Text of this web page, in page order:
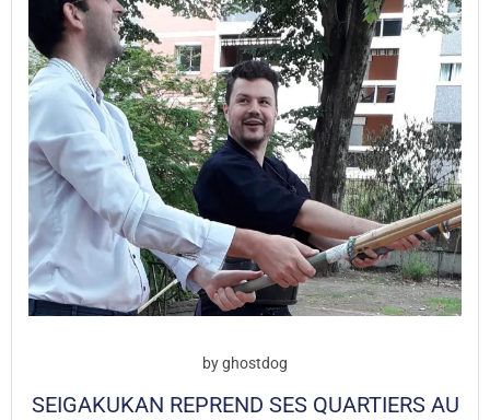
byghostdog
SEIGAKUKAN REPREND SES QUARTIERS AU